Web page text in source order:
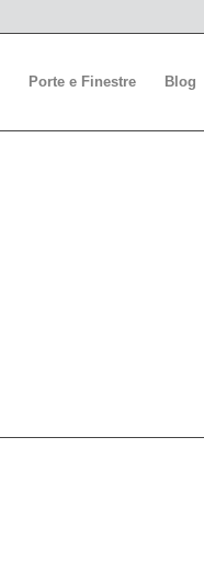
Porte e Finestre Blog